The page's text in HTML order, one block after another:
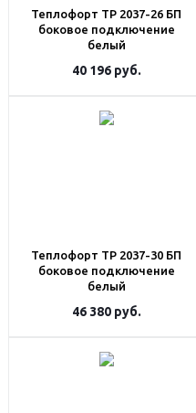
Теплофорт ТР 2037-26 БП
боковое подключение
белый
40 196руб.
Теплофорт ТР 2037-30 БП
боковое подключение
белый
46 380руб.